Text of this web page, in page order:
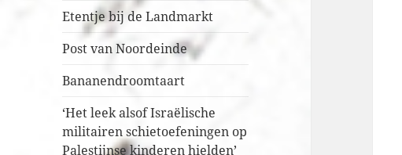
Etentje bij de Landmarkt
Post van Noordeinde
Bananendroomtaart
‘Het leek alsof Israëlische
militairen schietoefeningen op
Palestijnse kinderen hielden’